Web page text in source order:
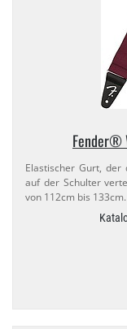
Fender®
Elastischer Gurt, der
auf der Schulter
von 112cm bis